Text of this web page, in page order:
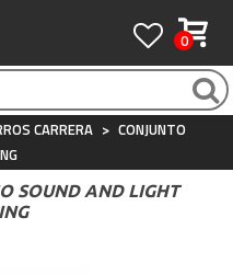
0
ao Cliente
697 854 500
/ 24 horas
acima de €90
seguro
com SSL o tempo todo
CARRERA > CONJUNTO
SOUND AND LIGHT